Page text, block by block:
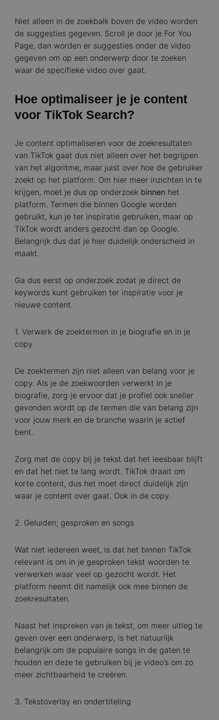
Niet alleen in de zoekbalk boven de video worden
de suggesties gegeven. Scroll je door je For You
Page, dan worden er suggesties onder de video
gegeven om op een onderwerp door te zoeken
waar de specifieke video over gaat.
Hoe optimaliseer je je content
voor TikTok Search?
Je content optimaliseren voor de zoekresultaten
van TikTok gaat dus niet alleen over het begrijpen
van het algoritme, maar juist over hoe de gebruiker
zoekt op het platform. Om hier meer inzichten in te
krijgen, moet je dus op onderzoek binnen het
platform. Termen die binnen Google worden
gebruikt, kun je ter inspiratie gebruiken, maar op
TikTok wordt anders gezocht dan op Google.
Belangrijk dus dat je hier duidelijk onderscheid in
maakt.
Ga dus eerst op onderzoek zodat je direct de
keywords kunt gebruiken ter inspiratie voor je
nieuwe content.
1. Verwerk de zoektermen in je biografie en in je
copy
De zoektermen zijn niet alleen van belang voor je
copy. Als je de zoekwoorden verwerkt in je
biografie, zorg je ervoor dat je profiel ook sneller
gevonden wordt op de termen die van belang zijn
voor jouw merk en de branche waarin je actief
bent.
Zorg met de copy bij je tekst dat het leesbaar blijft
en dat het niet te lang wordt. TikTok draait om
korte content, dus het moet direct duidelijk zijn
waar je content over gaat. Ook in de copy.
2. Geluiden; gesproken en songs
Wat niet iedereen weet, is dat het binnen TikTok
relevant is om in je gesproken tekst woorden te
verwerken waar veel op gezocht wordt. Het
platform neemt dit namelijk ook mee binnen de
zoekresultaten.
Naast het inspreken van je tekst, om meer uitleg te
geven over een onderwerp, is het natuurlijk
belangrijk om de populaire songs in de gaten te
houden en deze te gebruiken bij je video’s om zo
meer zichtbaarheid te creëren.
3. Tekstoverlay en ondertiteling